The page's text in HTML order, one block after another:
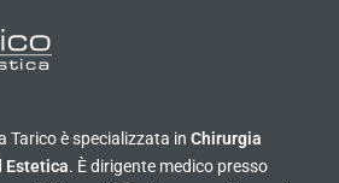
Tarico è specializzata in Chirurgia
Estetica. È dirigente medico presso